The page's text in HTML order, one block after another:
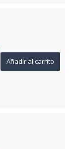
Añadir al carrito